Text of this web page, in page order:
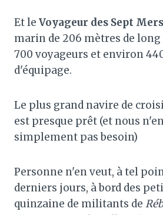
Et le Voyageur des Sept Mers
marin de 206 mètres de long
700 voyageurs et environ
d'équipage.
Le plus grand navire de
est presque prêt (et nous
simplement pas besoin)
Personne n'en veut, à tel
derniers jours, à bord des
quinzaine de militants de